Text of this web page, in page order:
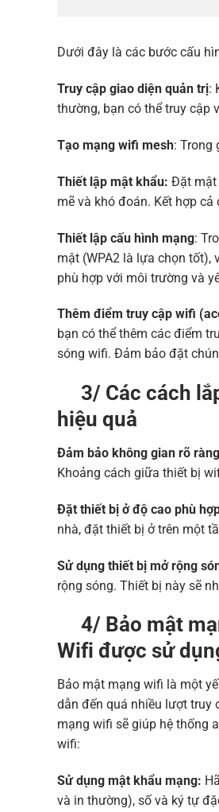
Dưới đây là các bước cấu
Truy cập giao diện quản trị:
thường, bạn có thể truy cập
Tạo mạng wifi mesh: Trong
Thiết lập mật khẩu: Đặt mật
mẽ và khó đoán. Kết hợp
Thiết lập cấu hình mạng:
mật (WPA2 là lựa chọn tốt),
phù hợp với môi trường và
Thêm điểm truy cập wifi
bạn có thể thêm các điểm
sóng wifi. Đảm bảo đặt
3/ Các cách
hiệu quả
Đảm bảo không gian rõ
Khoảng cách giữa thiết bị
Đặt thiết bị ở độ cao phù
nhà, đặt thiết bị ở trên một
Sử dụng thiết bị mở rộng
rộng sóng. Thiết bị này sẽ
4/ Bảo mật
Wifi được sử
Bảo mật mạng wifi là một
dẫn đến quá nhiều lượt truy
mạng wifi sẽ giúp hệ thống
wifi:
Sử dụng mật khẩu mạng:
và in thường), số và ký tự